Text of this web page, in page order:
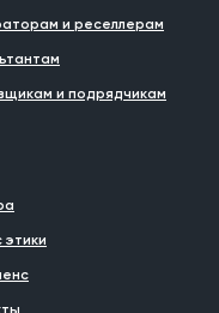
и реселлерам
и подрядчикам
этики